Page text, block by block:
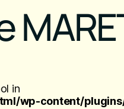
in
wp-content/